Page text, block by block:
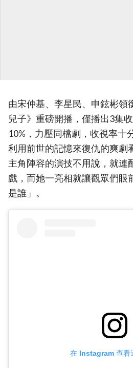
由宋仲基、李星民、申鉉彬領
兒子》重磅開播，僅播出3集
10%，力壓同檔劇，收視率十
利用前世的記憶來復仇的爽劇
主角陣容的演技不用說，就連
戲，而她一亮相就讓觀眾們眼
是誰」。
在 Instagram 查看